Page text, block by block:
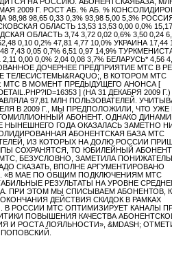
МАЯ 2009 Г. РОСТ АБ. % АБ. %
98,65 0,33 0,3% 93,98 5,00 5,3% РОССИЯ
ОБЛАСТЬ 13,53 13,53 0,00 0,0%
ОБЛАСТЬ 3,74 3,72 0,02 0,6% 3,50 0,24
0,2% 47,81 4,77 10,0% УКРАИНА 17,44
7,43 0,05 0,7% 6,51 0,97 14,9%
0,00 0,0% 2,04 0,08 3,7% БЕЛАРУСЬ* 4,56
ДОЧЕРНЕЕ ПРЕДПРИЯТИЕ МТС В
ТЕЛЕСИСТЕМЫ&RAQUO;, В КОТОРОМ МТС
МТС В МОМЕНТ ПРЕДЫДУЩЕГО АНОНСА [
] (НА 31 ДЕКАБРЯ 2009 Г.)
97,81 МЛН ПОЛЬЗОВАТЕЛЕЙ.
В 2009 Г., МЫ ПРЕДПОЛОЖИЛИ, ЧТО УЖЕ
АБОНЕНТ. ОДНАКО
ГОДА ОКАЗАЛАСЬ ЗАМЕТНО
АБОНЕНТСКАЯ БАЗА МТС
ИЗ КОТОРЫХ НА ДОЛЮ РОССИИ
СОХРАНЯТСЯ, ТО ЮБИЛЕЙНЫЙ
БЕЗУСЛОВНО, ЗАМЕТИЛА
СКАЗАТЬ, ВПОЛНЕ АРГУМЕНТИРОВАНО
«В МАЕ ПО ОБЩИМ ПОДКЛЮЧЕНИЯМ МТС
РЕЗУЛЬТАТЫ НА УРОВНЕ
ПРИ ЭТОМ МЫ СПИСЫВАЕМ АБОНЕНТОВ,
ДЕЙСТВИЯ СКИДОК В РАМКАХ
В РОССИИ МТС ОПТИМИЗИРУЕТ КАНАЛЫ
ПОВЫШЕНИЯ КАЧЕСТВА
И РОСТА ЛОЯЛЬНОСТИ», &MDASH;